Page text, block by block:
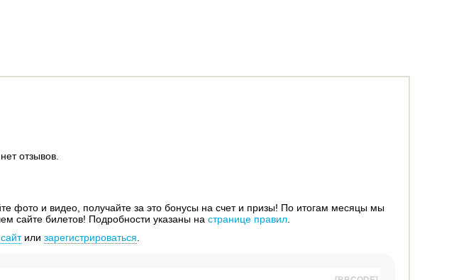
отзывов.
фото и видео, получайте за это бонусы на счет и призы! По итогам месяцы мы
сайте билетов! Подробности указаны на странице правил.
или зарегистрироваться